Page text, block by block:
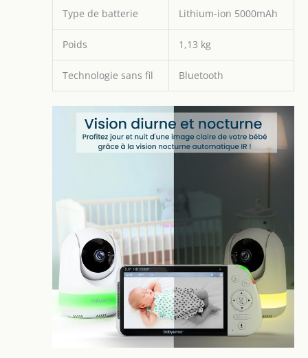
Type de batterie Lithium-ion 5000mAh
Poids 1,13 kg
Technologie sans fil Bluetooth